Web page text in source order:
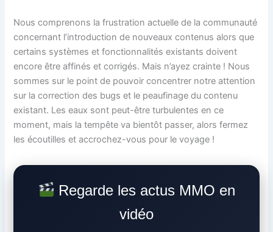
Nous comprenons la frustration actuelle de la communauté
concernant l’introduction de nouveaux contenus alors que
certains systèmes et fonctionnalités existants doivent
encore être affinés et corrigés. Mais n’ayez crainte ! Nous
sommes sur le point de pouvoir concentrer notre attention
sur la correction des bugs et le peaufinage du contenu
existant. Les eaux sont peut-être turbulentes en ce
moment, mais la tempête va bientôt passer, alors fermez
les écoutilles et accrochez-vous pour le voyage !
Regarde les actus MMO en
vidéo